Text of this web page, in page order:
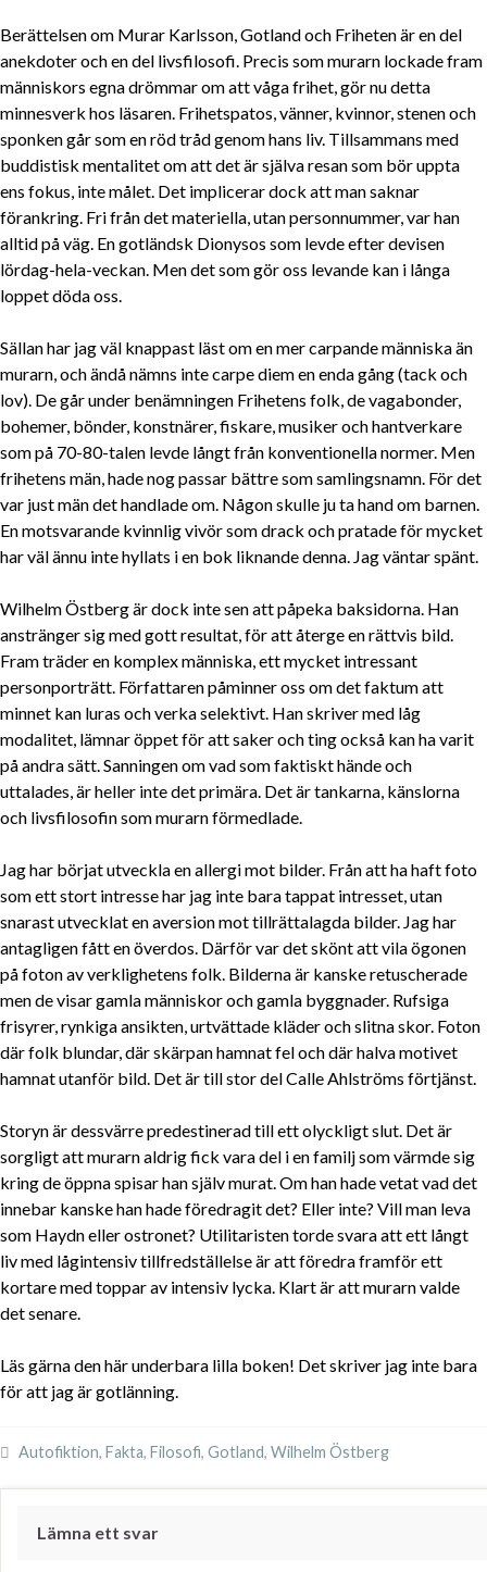
Berättelsen om Murar Karlsson, Gotland och Friheten är en del
anekdoter och en del livsfilosofi. Precis som murarn lockade fram
människors egna drömmar om att våga frihet, gör nu detta
minnesverk hos läsaren. Frihetspatos, vänner, kvinnor, stenen och
sponken går som en röd tråd genom hans liv. Tillsammans med
buddistisk mentalitet om att det är själva resan som bör uppta
ens fokus, inte målet. Det implicerar dock att man saknar
förankring. Fri från det materiella, utan personnummer, var han
alltid på väg. En gotländsk Dionysos som levde efter devisen
lördag-hela-veckan. Men det som gör oss levande kan i långa
loppet döda oss.
Sällan har jag väl knappast läst om en mer carpande människa än
murarn, och ändå nämns inte carpe diem en enda gång (tack och
lov). De går under benämningen Frihetens folk, de vagabonder,
bohemer, bönder, konstnärer, fiskare, musiker och hantverkare
som på 70-80-talen levde långt från konventionella normer. Men
frihetens män, hade nog passar bättre som samlingsnamn. För det
var just män det handlade om. Någon skulle ju ta hand om barnen.
En motsvarande kvinnlig vivör som drack och pratade för mycket
har väl ännu inte hyllats i en bok liknande denna. Jag väntar spänt.
Wilhelm Östberg är dock inte sen att påpeka baksidorna. Han
anstränger sig med gott resultat, för att återge en rättvis bild.
Fram träder en komplex människa, ett mycket intressant
personporträtt. Författaren påminner oss om det faktum att
minnet kan luras och verka selektivt. Han skriver med låg
modalitet, lämnar öppet för att saker och ting också kan ha varit
på andra sätt. Sanningen om vad som faktiskt hände och
uttalades, är heller inte det primära. Det är tankarna, känslorna
och livsfilosofin som murarn förmedlade.
Jag har börjat utveckla en allergi mot bilder. Från att ha haft foto
som ett stort intresse har jag inte bara tappat intresset, utan
snarast utvecklat en aversion mot tillrättalagda bilder. Jag har
antagligen fått en överdos. Därför var det skönt att vila ögonen
på foton av verklighetens folk. Bilderna är kanske retuscherade
men de visar gamla människor och gamla byggnader. Rufsiga
frisyrer, rynkiga ansikten, urtvättade kläder och slitna skor. Foton
där folk blundar, där skärpan hamnat fel och där halva motivet
hamnat utanför bild. Det är till stor del Calle Ahlströms förtjänst.
Storyn är dessvärre predestinerad till ett olyckligt slut. Det är
sorgligt att murarn aldrig fick vara del i en familj som värmde sig
kring de öppna spisar han själv murat. Om han hade vetat vad det
innebar kanske han hade föredragit det? Eller inte? Vill man leva
som Haydn eller ostronet? Utilitaristen torde svara att ett långt
liv med lågintensiv tillfredställelse är att föredra framför ett
kortare med toppar av intensiv lycka. Klart är att murarn valde
det senare.
Läs gärna den här underbara lilla boken! Det skriver jag inte bara
för att jag är gotlänning.
Autofiktion, Fakta, Filosofi, Gotland, Wilhelm Östberg
Lämna ett svar